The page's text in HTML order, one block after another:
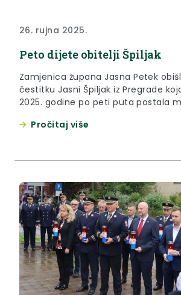
26. rujna 2025.
Peto dijete obitelji Špiljak
Zamjenica župana Jasna Petek
čestitku Jasni Špiljak iz Pregrade
2025. godine po peti puta postala
poklon paket Ljekarni Krapinsko-
Pročitaj više